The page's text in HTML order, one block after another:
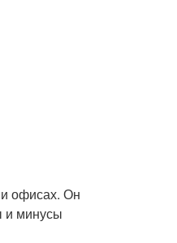
офисах. Он
и минусы